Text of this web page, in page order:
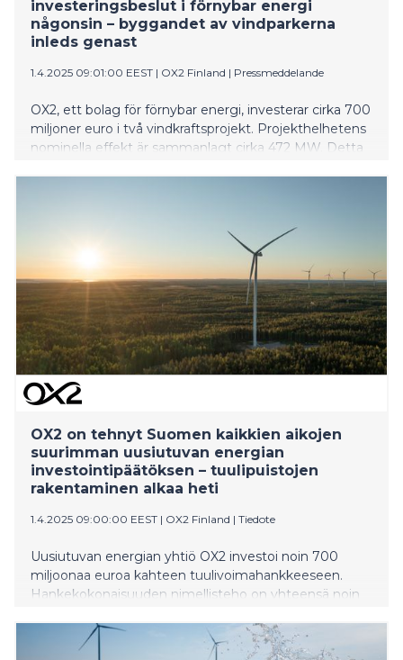
investeringsbeslut i förnybar energi
någonsin – byggandet av vindparkerna
inleds genast
1.4.2025 09:01:00 EEST | OX2 Finland | Pressmeddelande
OX2, ett bolag för förnybar energi, investerar cirka 700
miljoner euro i två vindkraftsprojekt. Projekthelhetens
nominella effekt är sammanlagt cirka 472 MW. Detta
OX2 on tehnyt Suomen kaikkien aikojen
suurimman uusiutuvan energian
investointipäätöksen – tuulipuistojen
rakentaminen alkaa heti
1.4.2025 09:00:00 EEST | OX2 Finland | Tiedote
Uusiutuvan energian yhtiö OX2 investoi noin 700
miljoonaa euroa kahteen tuulivoimahankkeeseen.
Hankekokonaisuuden nimellisteho on yhteensä noin
uusiutuvan energian investointipäätös sekä suurin
Pohjoismaissa tehty uusiutuvan energian